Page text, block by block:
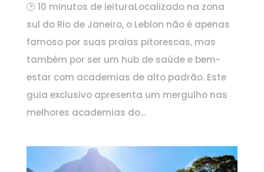
🕑 10 minutos de leituraLocalizado na zona
sul do Rio de Janeiro, o Leblon não é apenas
famoso por suas praias pitorescas, mas
também por ser um hub de saúde e bem-
estar com academias de alto padrão. Este
guia exclusivo apresenta um mergulho nas
melhores academias do...